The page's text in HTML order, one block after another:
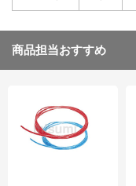
商品担当おすすめ